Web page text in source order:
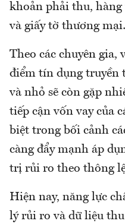
khoản phải thu,
và giấy tờ thương
Theo các chuyên gia,
điểm tín dụng truyền
và nhỏ sẽ còn gặp
tiếp cận vốn vay của
biệt trong bối cảnh
càng đẩy mạnh áp
trị rủi ro theo thông
Hiện nay, năng lực
lý rủi ro và dữ liệu